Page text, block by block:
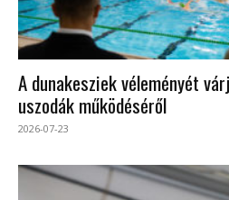
A dunakesziek véleményét
uszodák működéséről
2026-07-23